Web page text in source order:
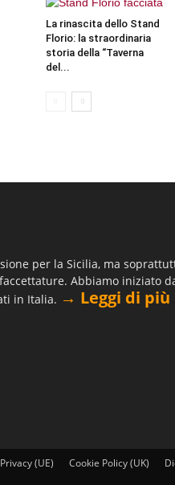
La rinascita dello Stand
Florio: la straordinaria
storia della “Taverna
del...
per la Sicilia, ma
Abbiamo iniziato
in Italia. → Leggi di più
(UE) Cookie Policy (UK)